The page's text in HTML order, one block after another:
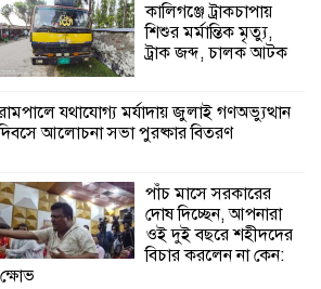
কালিগঞ্জে নিখোঁজ জেলের মরদেহ অবশেষে
মিলল ইছামতী নদীতে
শ্রীউলা ইউনিয়ন
অনুষ্ঠিত
শ্যামনগরে জলবায়ু সহনশীল জনগোষ্ঠী গঠনে
প্রকল্পের অংশগ্রহণমূলক শিখন ও অভিজ্ঞতা
কালিগঞ্জে ট্রাকচাপায়
শিশুর মর্মান্তিক মৃত্যু,
ট্রাক জব্দ, চালক আটক
যথাযোগ্য মর্যাদায় জুলাই গণঅভ্যুত্থান
আলোচনা সভা পুরষ্কার বিতরণ
পাঁচ মাসে সরকারের
দোষ দিচ্ছেন, আপনারা
ওই দুই বছরে শহীদদের
বিচার করলেন না কেন: